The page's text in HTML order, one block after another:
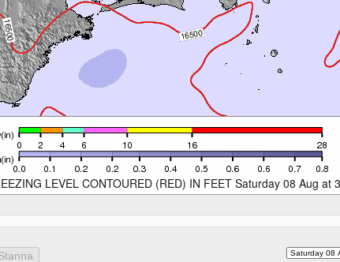
LEVEL CONTOURED (RED) IN FEET Saturday 08 Aug at